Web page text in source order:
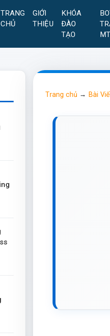
TRANG
CHỦ
GIỚI
THIỆU
KHÓA
ĐÀO
TẠO
Trang chủ → Bài